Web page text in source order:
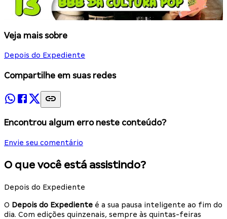
Veja mais sobre
Depois do Expediente
Compartilhe em suas redes
Encontrou algum erro neste conteúdo?
Envie seu comentário
O que você está assistindo?
Depois do Expediente
O Depois do Expediente é a sua pausa inteligente ao fim do
dia. Com edições quinzenais, sempre às quintas-feiras